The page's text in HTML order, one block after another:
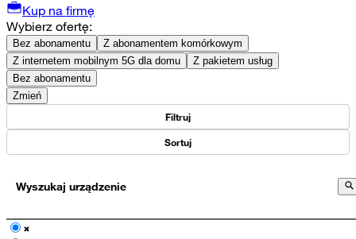
Kup na firmę
Wybierz ofertę:
Bez abonamentu
Z abonamentem komórkowym
Z internetem mobilnym 5G dla domu
Z pakietem usług
Bez abonamentu
Zmień
Filtruj
Sortuj
Wyszukaj urządzenie